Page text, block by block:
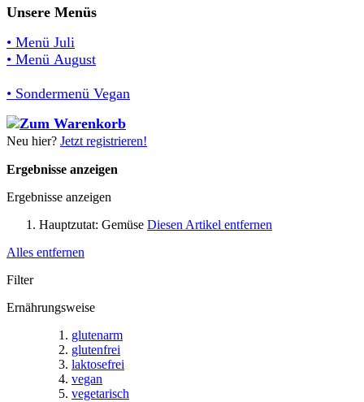
Unsere Menüs
• Menü Juli
• Menü August
• Sondermenü Vegan
Neu hier? Jetzt registrieren!
Ergebnisse anzeigen
Ergebnisse anzeigen
Hauptzutat: Gemüse Diesen Artikel entfernen
Alles entfernen
Filter
Ernährungsweise
glutenarm
glutenfrei
laktosefrei
vegan
vegetarisch